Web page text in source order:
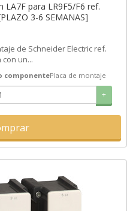
LA7F para LR9F5/F6 ref.
3-6 SEMANAS]
de Schneider Electric ref.
con un...
componentePlaca de montaje
+